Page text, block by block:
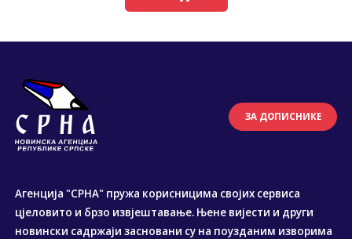
ЗА ДОПИСНИКЕ
Агенција "СРНА" пружа корисницима својих сервиса
цјеловито и брзо извјештавање. Њене вијести и други
новински садржаји засновани су на поузданим изворима